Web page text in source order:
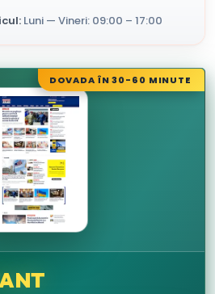
Luni — Vineri: 09:00 – 17:00
DOVADA ÎN 30-60 MINUTE